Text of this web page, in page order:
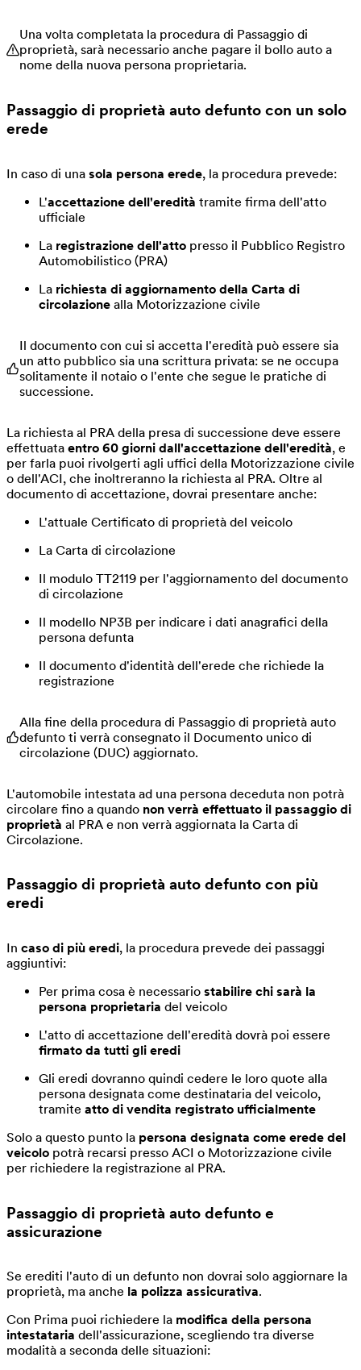
Una volta completata la procedura di Passaggio di
proprietà, sarà necessario anche pagare il bollo auto a
nome della nuova persona proprietaria.
Passaggio di proprietà auto defunto con un solo
erede
In caso di una sola persona erede, la procedura prevede:
L'accettazione dell'eredità tramite firma dell'atto
ufficiale
La registrazione dell'atto presso il Pubblico Registro
Automobilistico (PRA)
La richiesta di aggiornamento della Carta di
circolazione alla Motorizzazione civile
Il documento con cui si accetta l'eredità può essere sia
un atto pubblico sia una scrittura privata: se ne occupa
solitamente il notaio o l'ente che segue le pratiche di
successione.
La richiesta al PRA della presa di successione deve essere
effettuata entro 60 giorni dall'accettazione dell'eredità, e
per farla puoi rivolgerti agli uffici della Motorizzazione civile
o dell'ACI, che inoltreranno la richiesta al PRA. Oltre al
documento di accettazione, dovrai presentare anche:
L'attuale Certificato di proprietà del veicolo
La Carta di circolazione
Il modulo TT2119 per l'aggiornamento del documento
di circolazione
Il modello NP3B per indicare i dati anagrafici della
persona defunta
Il documento d'identità dell'erede che richiede la
registrazione
Alla fine della procedura di Passaggio di proprietà auto
defunto ti verrà consegnato il Documento unico di
circolazione (DUC) aggiornato.
L'automobile intestata ad una persona deceduta non potrà
circolare fino a quando non verrà effettuato il passaggio di
proprietà al PRA e non verrà aggiornata la Carta di
Circolazione.
Passaggio di proprietà auto defunto con più
eredi
In caso di più eredi, la procedura prevede dei passaggi
aggiuntivi:
Per prima cosa è necessario stabilire chi sarà la
persona proprietaria del veicolo
L'atto di accettazione dell'eredità dovrà poi essere
firmato da tutti gli eredi
Gli eredi dovranno quindi cedere le loro quote alla
persona designata come destinataria del veicolo,
tramite atto di vendita registrato ufficialmente
Solo a questo punto la persona designata come erede del
veicolo potrà recarsi presso ACI o Motorizzazione civile
per richiedere la registrazione al PRA.
Passaggio di proprietà auto defunto e
assicurazione
Se erediti l'auto di un defunto non dovrai solo aggiornare la
proprietà, ma anche la polizza assicurativa.
Con Prima puoi richiedere la modifica della persona
intestataria dell'assicurazione, scegliendo tra diverse
modalità a seconda delle situazioni: